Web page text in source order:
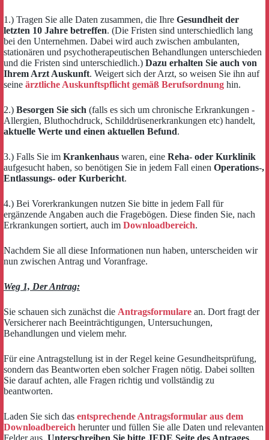
1.) Tragen Sie alle Daten zusammen, die Ihre Gesundheit der
letzten 10 Jahre betreffen. (Die Fristen sind unterschiedlich lang
bei den Unternehmen. Dabei wird auch zwischen ambulanten,
stationären und psychotherapeutischen Behandlungen unterschieden
und die Fristen sind unterschiedlich.) Dazu erhalten Sie auch von
Ihrem Arzt Auskunft. Weigert sich der Arzt, so weisen Sie ihn auf
seine ärztliche Auskunftspflicht gemäß Berufsordnung hin.
2.) Besorgen Sie sich (falls es sich um chronische Erkrankungen -
Allergien, Bluthochdruck, Schilddrüsenerkrankungen etc) handelt,
aktuelle Werte und einen aktuellen Befund.
3.) Falls Sie im Krankenhaus waren, eine Reha- oder Kurklinik
aufgesucht haben, so benötigen Sie in jedem Fall einen Operations-,
Entlassungs- oder Kurbericht.
4.) Bei Vorerkrankungen nutzen Sie bitte in jedem Fall für
ergänzende Angaben auch die Fragebögen. Diese finden Sie, nach
Erkrankungen sortiert, auch im Downloadbereich.
Nachdem Sie all diese Informationen nun haben, unterscheiden wir
nun zwischen Antrag und Voranfrage.
Weg 1, Der Antrag:
Sie schauen sich zunächst die Antragsformulare an. Dort fragt der
Versicherer nach Beeinträchtigungen, Untersuchungen,
Behandlungen und vielem mehr.
Für eine Antragstellung ist in der Regel keine Gesundheitsprüfung,
sondern das Beantworten eben solcher Fragen nötig. Dabei sollten
Sie darauf achten, alle Fragen richtig und vollständig zu
beantworten.
Laden Sie sich das entsprechende Antragsformular aus dem
Downloadbereich herunter und füllen Sie alle Daten und relevanten
Felder aus. Unterschreiben Sie bitte JEDE Seite des Antrages,